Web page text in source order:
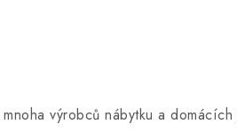
výrobců nábytku a